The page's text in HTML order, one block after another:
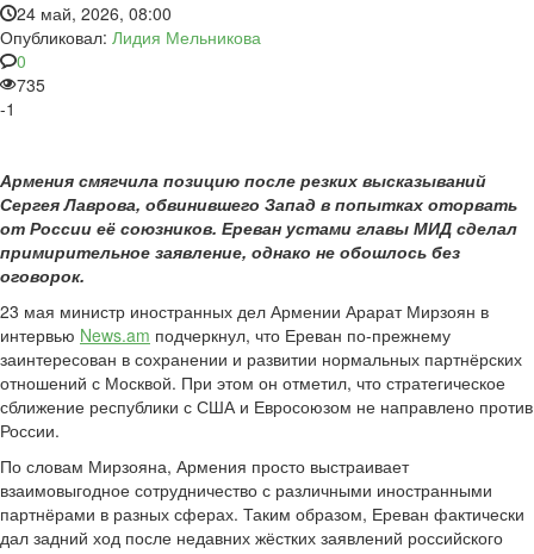
24 май, 2026, 08:00
Опубликовал: Лидия Мельникова
0
735
-1
Армения смягчила позицию после резких высказываний
Сергея Лаврова, обвинившего Запад в попытках оторвать
от России её союзников. Ереван устами главы МИД сделал
примирительное заявление, однако не обошлось без
оговорок.
23 мая министр иностранных дел Армении Арарат Мирзоян в
интервью News.am подчеркнул, что Ереван по-прежнему
заинтересован в сохранении и развитии нормальных партнёрских
отношений с Москвой. При этом он отметил, что стратегическое
сближение республики с США и Евросоюзом не направлено против
России.
По словам Мирзояна, Армения просто выстраивает
взаимовыгодное сотрудничество с различными иностранными
партнёрами в разных сферах. Таким образом, Ереван фактически
дал задний ход после недавних жёстких заявлений российского